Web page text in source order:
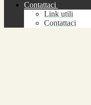
Contattaci
Link utili
Contattaci